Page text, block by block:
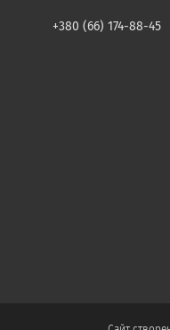
+380 (66) 174-88-45